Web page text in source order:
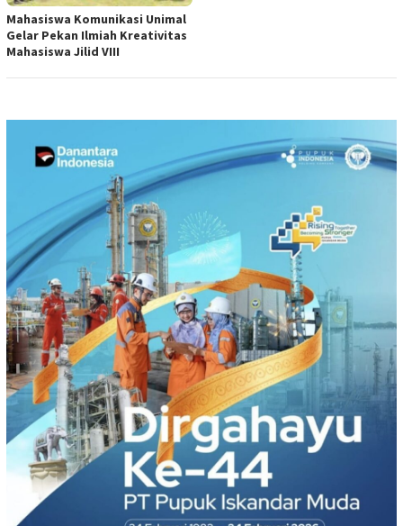
Mahasiswa Komunikasi Unimal
Gelar Pekan Ilmiah Kreativitas
Mahasiswa Jilid VIII